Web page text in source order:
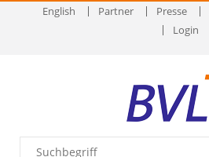
English Partner Presse
Login